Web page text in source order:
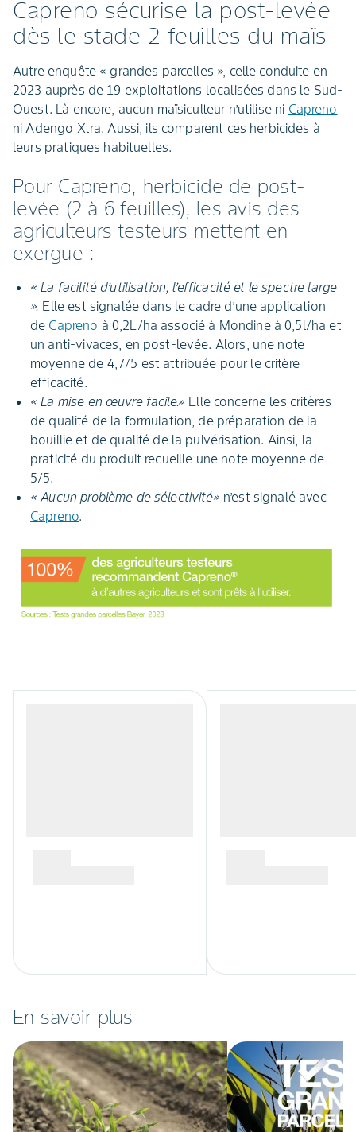
Capreno sécurise la post-levée
dès le stade 2 feuilles du maïs
Autre enquête « grandes parcelles », celle conduite en
2023 auprès de 19 exploitations localisées dans le Sud-
Ouest. Là encore, aucun maïsiculteur n’utilise ni Capreno
ni Adengo Xtra. Aussi, ils comparent ces herbicides à
leurs pratiques habituelles.
Pour Capreno, herbicide de post-
levée (2 à 6 feuilles), les avis des
agriculteurs testeurs mettent en
exergue :
« La facilité d’utilisation, l’efficacité et le spectre large
». Elle est signalée dans le cadre d’une application
de Capreno à 0,2L/ha associé à Mondine à 0,5l/ha et
un anti-vivaces, en post-levée. Alors, une note
moyenne de 4,7/5 est attribuée pour le critère
efficacité.
« La mise en œuvre facile.» Elle concerne les critères
de qualité de la formulation, de préparation de la
bouillie et de qualité de la pulvérisation. Ainsi, la
praticité du produit recueille une note moyenne de
5/5.
« Aucun problème de sélectivité» n’est signalé avec
Capreno.
En savoir plus